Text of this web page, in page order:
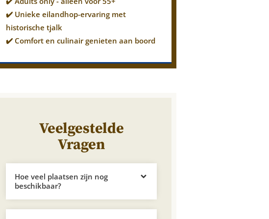
✔️ Unieke eilandhop-ervaring met
historische tjalk
✔️ Comfort en culinair genieten aan boord
Veelgestelde
Vragen
Hoe veel plaatsen zijn nog
beschikbaar?